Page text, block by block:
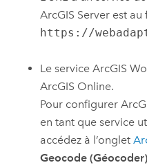
ArcGIS Server est au
https://
Le serviceArcGIS
ArcGIS Online.
Pour configurer
en tant que service
accédez à l’onglet
Geocode (Géocoder)